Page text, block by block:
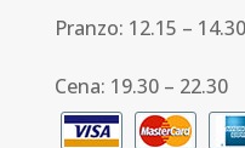
Pranzo: 12.15 – 14.30
Cena: 19.30 – 22.30